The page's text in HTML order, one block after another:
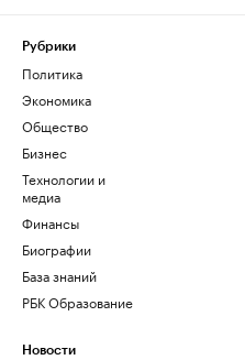
Рубрики
Политика
Экономика
Общество
Бизнес
Технологии и
медиа
Финансы
Биографии
База знаний
РБК Образование
Новости